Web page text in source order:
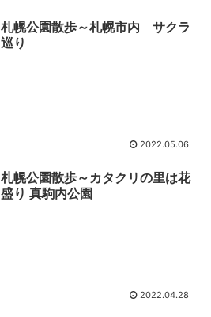
札幌公園散歩～札幌市内 サクラ
巡り
2022.05.06
札幌公園散歩～カタクリの里は花
盛り 真駒内公園
2022.04.28